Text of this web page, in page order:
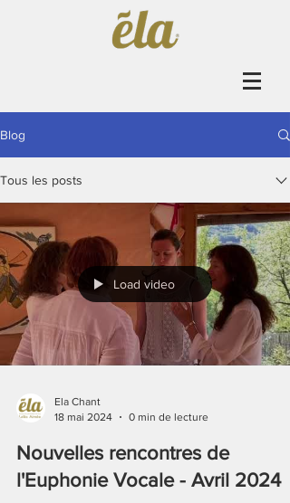
Blog
Tous les posts
Load video
Ela Chant
18 mai 2024
0 min de lecture
Nouvelles rencontres de
l'Euphonie Vocale - Avril 2024